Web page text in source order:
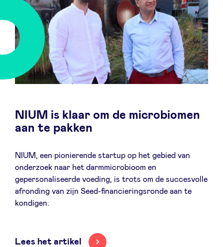
NIUM is klaar om de microbiomen
aan te pakken
NIUM, een pionierende startup op het gebied van
onderzoek naar het darmmicrobioom en
gepersonaliseerde voeding, is trots om de succesvolle
afronding van zijn Seed-financieringsronde aan te
kondigen.
Lees het artikel